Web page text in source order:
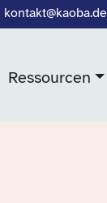
kontakt@kaoba.de
Ressourcen